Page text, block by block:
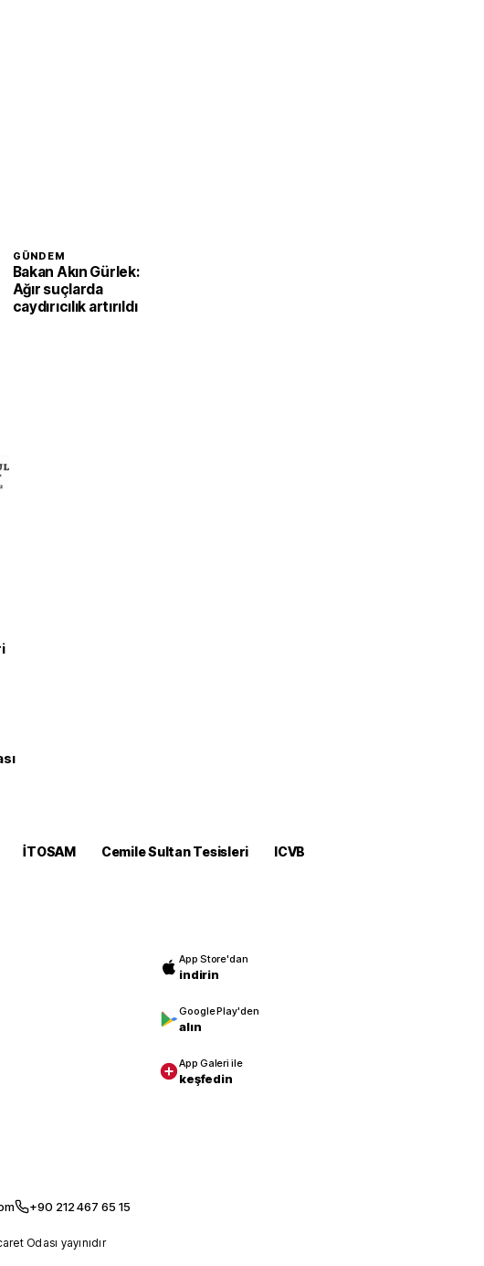
GÜNDEM
Bakan Akın Gürlek:
Ağır suçlarda
caydırıcılık artırıldı
İTOSAM Cemile Sultan Tesisleri
ICVB
App Store'dan
indirin
Google Play'den
alın
App Galeri ile
keşfedin
+90 212 467 65 15
Odası yayınıdır